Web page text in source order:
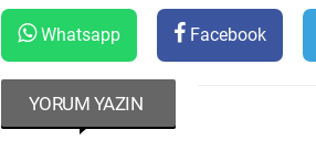
Whatsapp Facebook
YORUM YAZIN